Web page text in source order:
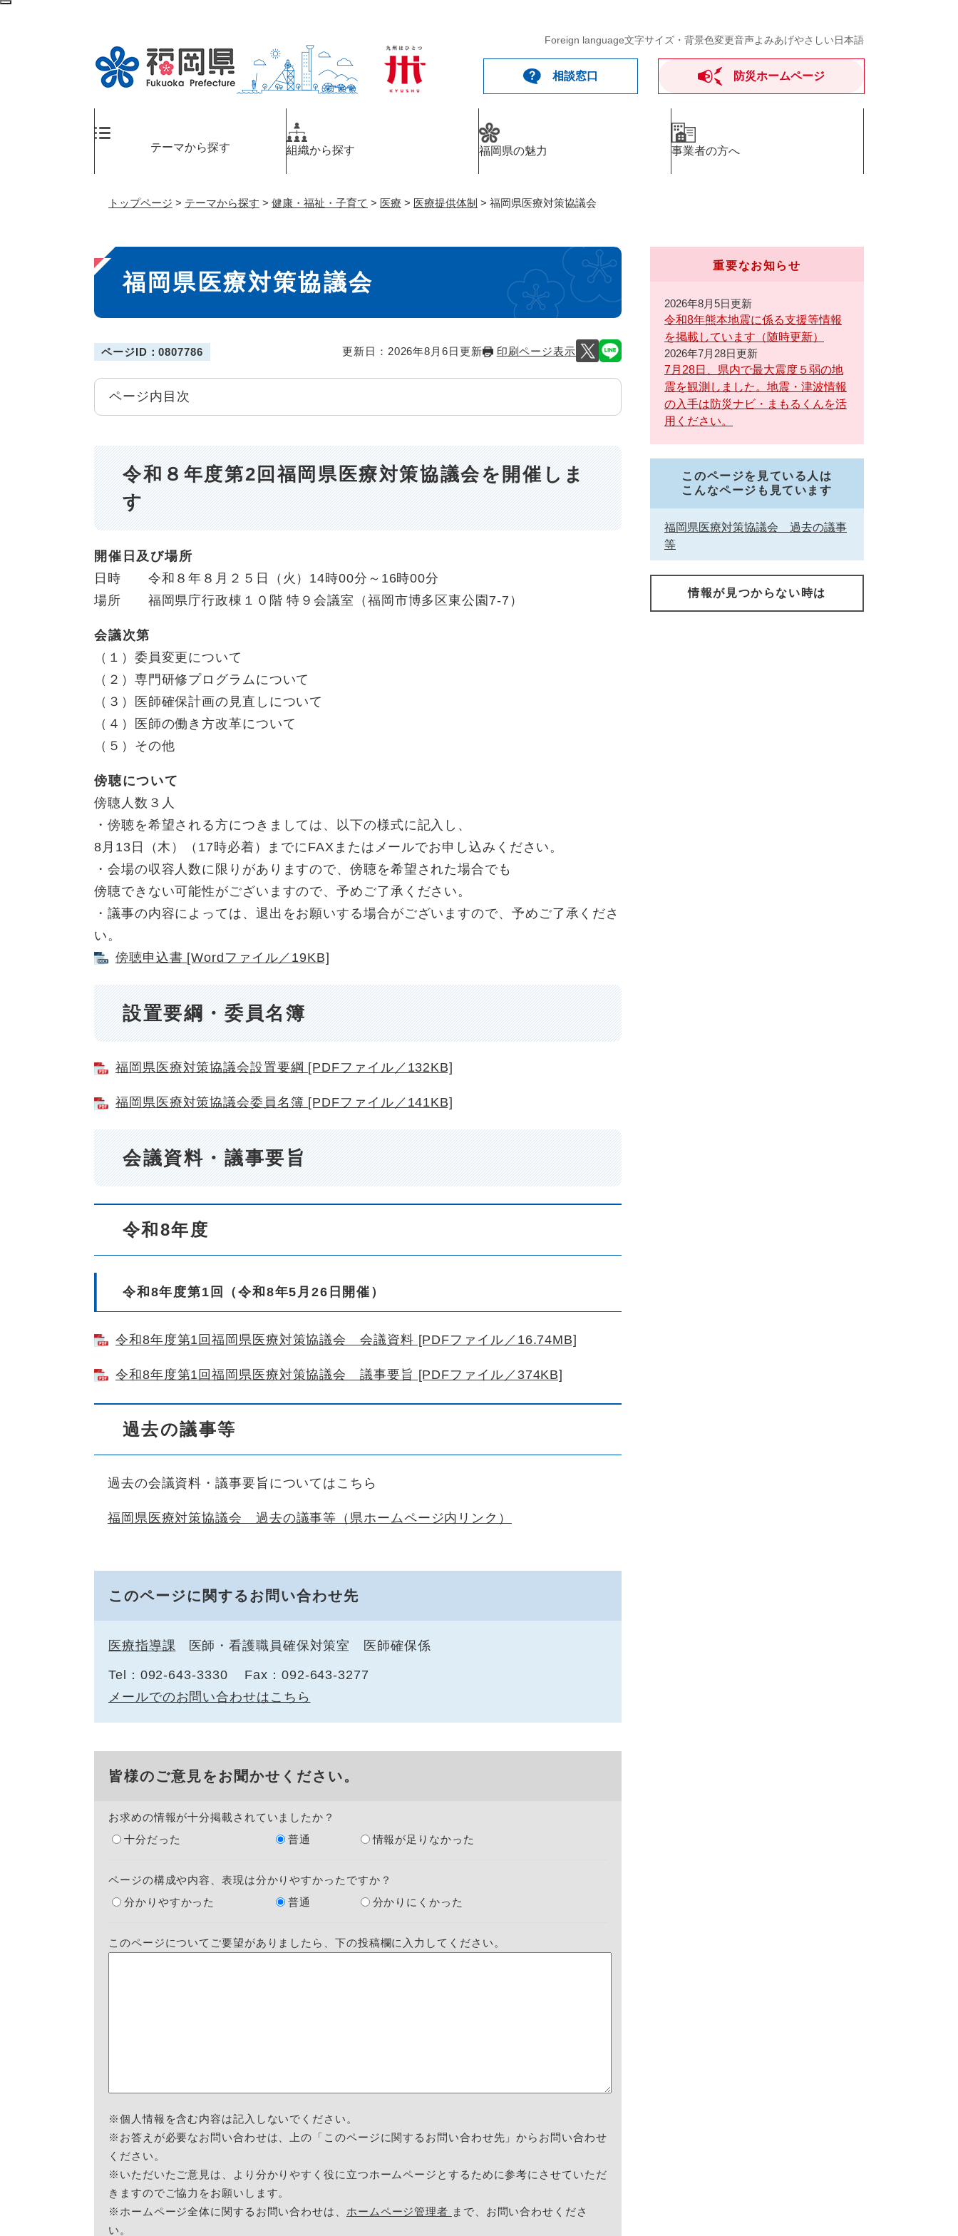
ペ
Foreign language文字サイズ・背景色変更音声よみあげやさしい日本語
相談窓口 防災ホームページ
テーマから探す 組織から探す 福岡県の魅力 事業者の方へ
トップページ > テーマから探す > 健康・福祉・子育て > 医療 > 医療提供体制 > 福岡県医療対策協議会
本
文
福岡県医療対策協議会
ページID：0807786 更新日：2026年8月6日更新 印刷ページ表示
ページ内目次
令和８年度第2回福岡県医療対策協議会を開催しま
す
開催日及び場所
日時 令和８年８月２５日（火）14時00分～16時00分
場所 福岡県庁行政棟１０階 特９会議室（福岡市博多区東公園7-7）
会議次第
（１）委員変更について
（２）専門研修プログラムについて
（３）医師確保計画の見直しについて
（４）医師の働き方改革について
（５）その他
傍聴について
傍聴人数３人
・傍聴を希望される方につきましては、以下の様式に記入し、
8月13日（木）（17時必着）までにFAXまたはメールでお申し込みください。
・会場の収容人数に限りがありますので、傍聴を希望された場合でも
傍聴できない可能性がございますので、予めご了承ください。
・議事の内容によっては、退出をお願いする場合がございますので、予めご了承くださ
い。​
傍聴申込書 [Wordファイル／19KB]
設置要綱・委員名簿
福岡県医療対策協議会設置要綱 [PDFファイル／132KB]
福岡県医療対策協議会委員名簿 [PDFファイル／141KB]
会議資料・議事要旨
令和8年度
令和8年度第1回（令和8年5月26日開催）
令和8年度第1回福岡県医療対策協議会 会議資料 [PDFファイル／16.74MB]
令和8年度第1回福岡県医療対策協議会 議事要旨 [PDFファイル／374KB]
過去の議事等
過去の会議資料・議事要旨についてはこちら
福岡県医療対策協議会 過去の議事等​（県ホームページ内リンク）
このページに関するお問い合わせ先
医療指導課 医師・看護職員確保対策室 医師確保係
Tel：092-643-3330
Fax：092-643-3277
メールでのお問い合わせはこちら
皆様のご意見をお聞かせください。
お求めの情報が十分掲載されていましたか？
十分だった
普通 情報が足りなかった
ページの構成や内容、表現は分かりやすかったですか？
分かりやすかった
普通 分かりにくかった
このページについてご要望がありましたら、下の投稿欄に入力してください。
※個人情報を含む内容は記入しないでください。
※お答えが必要なお問い合わせは、上の「このページに関するお問い合わせ先」からお問い合わせ
ください。
※いただいたご意見は、より分かりやすく役に立つホームページとするために参考にさせていただ
きますのでご協力をお願いします。
※ホームページ全体に関するお問い合わせは、 ホームページ管理者 まで、お問い合わせくださ
い。
重要なお知らせ
2026年8月5日更新
令和8年熊本地震に係る支援等情報
を掲載しています（随時更新）
2026年7月28日更新
7月28日、県内で最大震度５弱の地
震を観測しました。地震・津波情報
の入手は防災ナビ・まもるくんを活
用ください。
このページを見ている人は
こんなページも見ています
福岡県医療対策協議会 過去の議事
等
情報が見つからない時は